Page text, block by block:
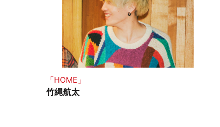
「HOME」
竹縄航太